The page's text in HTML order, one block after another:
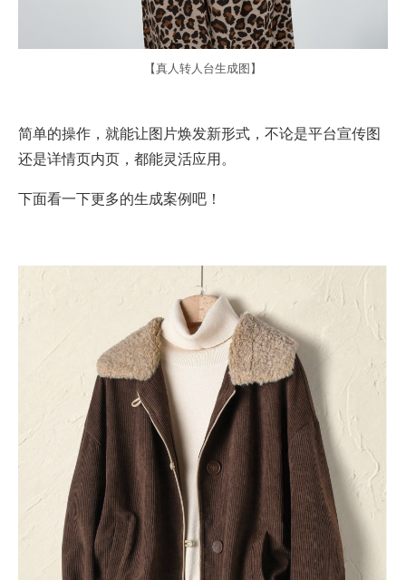
【真人转人台生成图】
简单的操作，就能让图片焕发新形式，不论是平台宣传图
还是详情页内页，都能灵活应用。
下面看一下更多的生成案例吧！